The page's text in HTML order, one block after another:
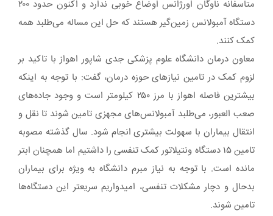
متاسفانه ناوگان اورژانس اوضاع خوبی ندارد و اکنون حدود ۲۰۰
دستگاه آمبولانس زمین‌گیر هستند که حل این مساله می‌طلبد همه
کمک کنند.
معاون درمان دانشگاه علوم پزشکی جدی شاپور اهواز با تاکید بر
لزوم کمک در تامین نیازهای حوزه درمان، گفت: با توجه به اینکه
بیشترین فاصله اهواز با مرز ۲۵۰ کیلومتر است و وجود جاده‌های
صعب العبور، می‌طلبد آمبولانس‌های مجهزی تامین شوند تا نقل و
انتقال بیماران با سهولت بیشتری انجام شود. سال گذشته مصوبه
تامین ۱۵ دستگاه ونتیلاتور کمک تنفسی را داشتیم اما همچنان ابتر
مانده است. با توجه به نیاز مبرم دانشگاه به ویژه برای بیماران
بدحال و دچار مشکلات تنفسی، امیدواریم سریعتر این دستگاه‌ها
تامین شوند.